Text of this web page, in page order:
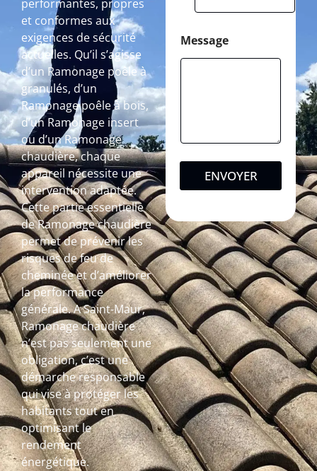
performantes, propres
et conformes aux
exigences de sécurité
actuelles. Qu’il s’agisse
d’un Ramonage poêle à
granulés, d’un
Ramonage poêle à bois,
d’un Ramonage insert
ou d’un Ramonage
chaudière, chaque
appareil nécessite une
intervention adaptée.
Cette partie essentielle
de Ramonage chaudière
permet de prévenir les
risques de feu de
cheminée et d’améliorer
la performance
générale. A Saint-Maur,
Ramonage chaudière
n’est pas seulement une
obligation, c’est une
démarche responsable
qui vise à protéger les
habitants tout en
optimisant le
rendement
énergétique.
Message
ENVOYER